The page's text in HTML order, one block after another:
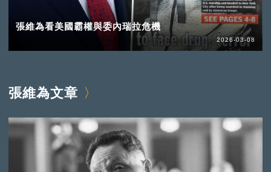
張維為看美國霸權與委內瑞拉危機
2026-03-08
張維為文章